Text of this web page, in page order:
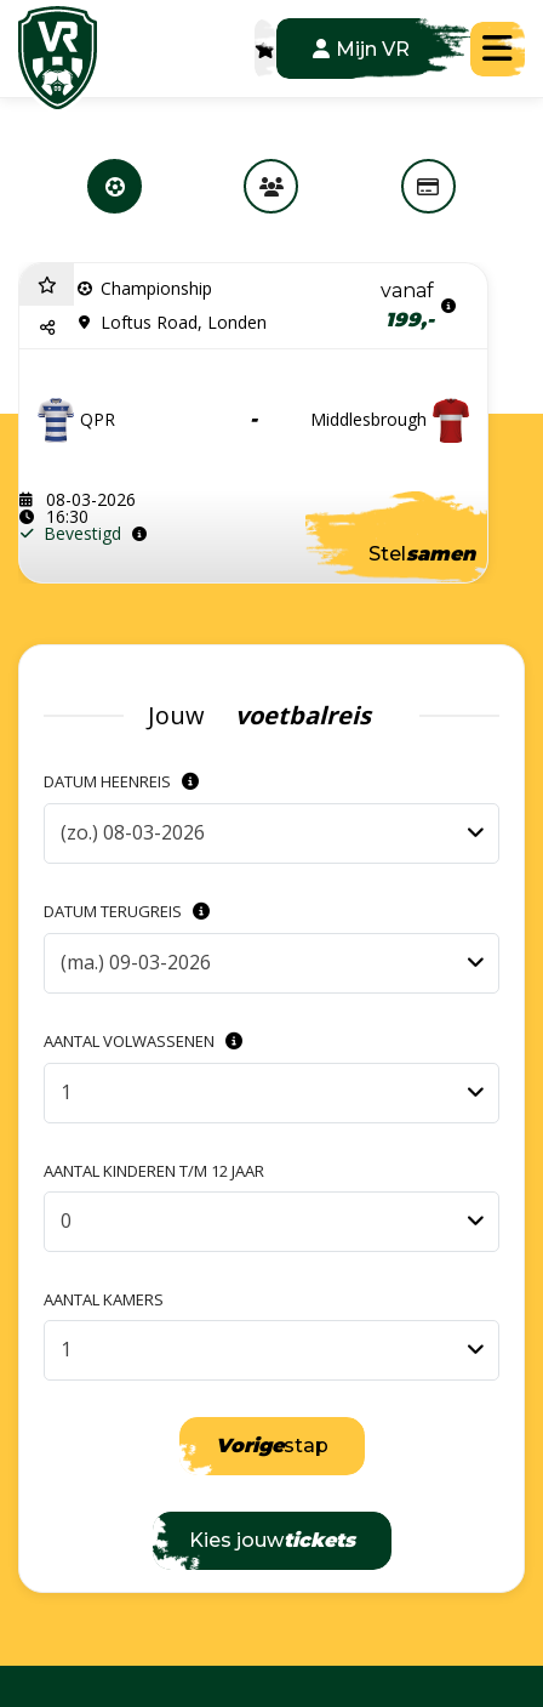
Mijn VR
Championship
Loftus Road, Londen
vanaf
199,-
QPR - Middlesbrough
08-03-2026
16:30
Bevestigd
Stelsamen
Jouw voetbalreis
DATUM HEENREIS
(zo.) 08-03-2026
DATUM TERUGREIS
(ma.) 09-03-2026
AANTAL VOLWASSENEN
1
AANTAL KINDEREN T/M 12 JAAR
0
AANTAL KAMERS
1
Vorigestap
Kies jouwtickets